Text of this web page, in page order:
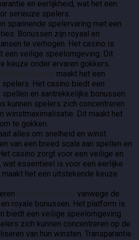
en eerlijkheid, wat het een
serieuze spelers.
spannende spelervaring met een
Bonussen zijn royaal en
te verhogen. Het casino is
een veilige speelomgeving. Dit
keuze onder ervaren gokkers.
maakt het een
Het casino biedt een
en aantrekkelijke bonussen.
kunnen spelers zich concentreren
winstmaximalisatie. Dit maakt het
te gokken.
alles om snelheid en winst.
van een breed scala aan spellen en
casino zorgt voor een veilige en
wat essentieel is voor een eerlijke
het een uitstekende keuze
vanwege de
royale bonussen. Het platform is
biedt een veilige speelomgeving.
zich kunnen concentreren op de
van hun winsten. Transparantie